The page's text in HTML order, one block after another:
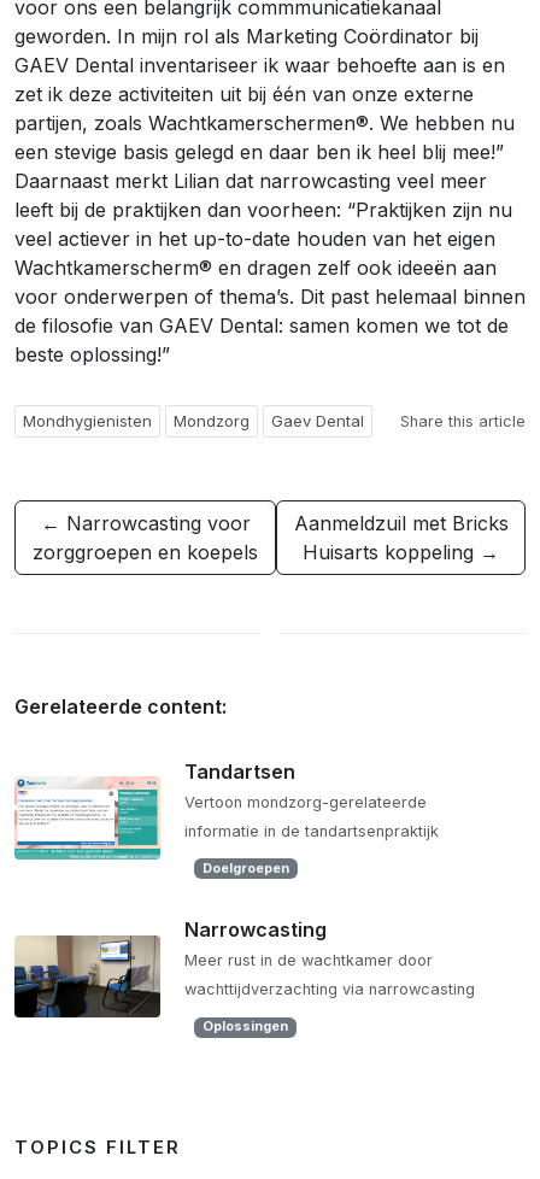
voor ons een belangrijk commmunicatiekanaal
geworden. In mijn rol als Marketing Coördinator bij
GAEV Dental inventariseer ik waar behoefte aan is en
zet ik deze activiteiten uit bij één van onze externe
partijen, zoals Wachtkamerschermen®. We hebben nu
een stevige basis gelegd en daar ben ik heel blij mee!”
Daarnaast merkt Lilian dat narrowcasting veel meer
leeft bij de praktijken dan voorheen: “Praktijken zijn nu
veel actiever in het up-to-date houden van het eigen
Wachtkamerscherm® en dragen zelf ook ideeën aan
voor onderwerpen of thema’s. Dit past helemaal binnen
de filosofie van GAEV Dental: samen komen we tot de
beste oplossing!”
Mondhygienisten Mondzorg Gaev Dental Share this article
← Narrowcasting voor
zorggroepen en koepels
Aanmeldzuil met Bricks
Huisarts koppeling →
Gerelateerde content:
Tandartsen
Vertoon mondzorg-gerelateerde
informatie in de tandartsenpraktijk
Doelgroepen
Narrowcasting
Meer rust in de wachtkamer door
wachttijdverzachting via narrowcasting
Oplossingen
TOPICS FILTER